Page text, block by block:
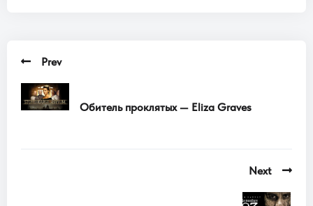
Prev
Обитель проклятых — Eliza Graves
Next